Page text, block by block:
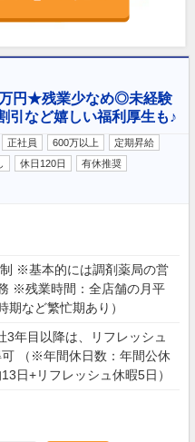
万円★残業少なめ◎未経験
など嬉しい福利厚生も♪
正社員 600万以上
定期昇給
休日120日
有休推奨
※基本的には調剤薬局の営
※残業時間：全店舗の月平
期など繁忙期あり）
年目以降は、リフレッシュ
（※年間休日数：年間公休
日+リフレッシュ休暇5日）